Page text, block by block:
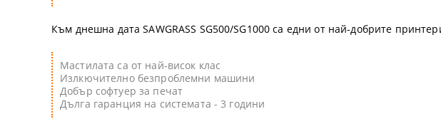
CHROMABLAST ПРИНТЕРИ SAWGRASS
WATERSHIELD CD/DVD/BD дискове
Към днешна дата SAWGRASS SG500/SG1000 са едни от най-добрите
Мастилата са от най-висок клас
Излкючително безпроблемни машини
Добър софтуер за печат
Дълга гаранция на системата - 3 години